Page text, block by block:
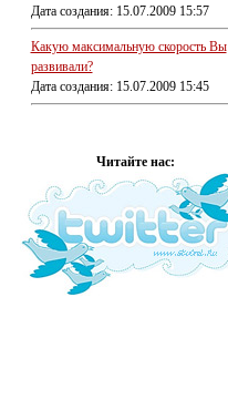
Дата создания: 15.07.2009 15:57
Какую максимальную скорость Вы
развивали?
Дата создания: 15.07.2009 15:45
Читайте нас: